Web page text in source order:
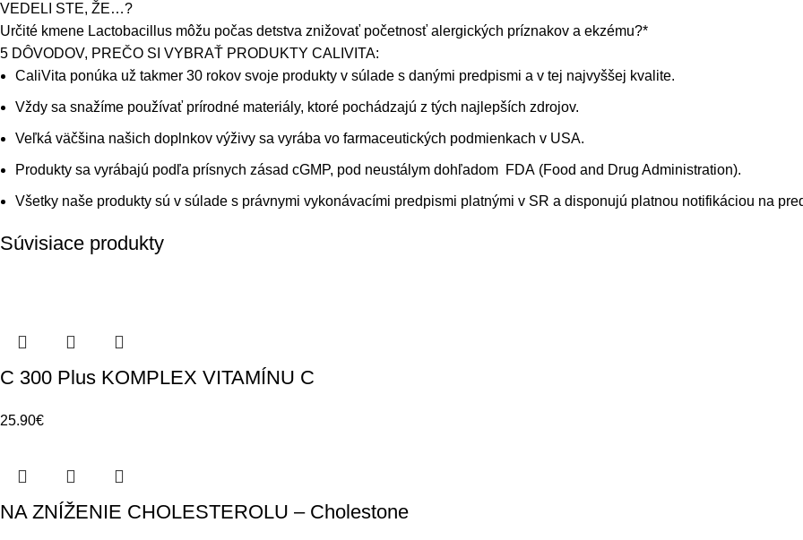
VEDELI STE, ŽE…?
Určité kmene Lactobacillus môžu počas detstva znižovať početnosť alergických príznakov a ekzému?*
5 DÔVODOV, PREČO SI VYBRAŤ PRODUKTY CALIVITA:
CaliVita ponúka už takmer 30 rokov svoje produkty v súlade s danými predpismi a v tej najvyššej kvalite.
Vždy sa snažíme používať prírodné materiály, ktoré pochádzajú z tých najlepších zdrojov.
Veľká väčšina našich doplnkov výživy sa vyrába vo farmaceutických podmienkach v USA.
Produkty sa vyrábajú podľa prísnych zásad cGMP, pod neustálym dohľadom FDA (Food and Drug Administration).
Všetky naše produkty sú v súlade s právnymi vykonávacími predpismi platnými v SR a disponujú platnou notifikáciou na
Súvisiace produkty
C 300 Plus KOMPLEX VITAMÍNU C
25.90€
NA ZNÍŽENIE CHOLESTEROLU – Cholestone